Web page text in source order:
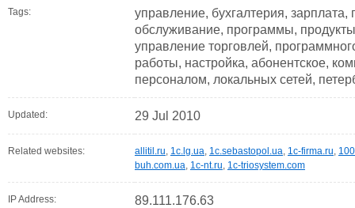
Tags:
управление, бухгалтерия,
обслуживание, программы,
управление торговлей,
работы, настройка, абонентское,
персоналом, локальных сетей,
Updated: 29 Jul 2010
Related websites: allitil.ru, 1c.lg.ua, 1c.sebastopol.ua, 1c-firma.ru,
buh.com.ua, 1c-nt.ru, 1c-triosystem.com
IP Address: 89.111.176.63